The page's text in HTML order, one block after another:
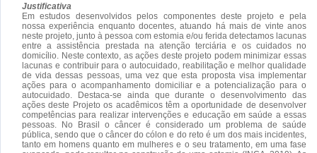
Justificativa
Em estudos desenvolvidos pelos componentes deste projeto e pela
nossa experiência enquanto docentes, atuando há mais de vinte anos
neste projeto, junto à pessoa com estomia e/ou ferida detectamos lacunas
entre a assistência prestada na atenção terciária e os cuidados no
domicílio. Neste contexto, as ações deste projeto podem minimizar essas
lacunas e contribuir para o autocuidado, reabilitação e melhor qualidade
de vida dessas pessoas, uma vez que esta proposta visa implementar
ações para o acompanhamento domiciliar e a potencialização para o
autocuidado. Destaca-se ainda que durante o desenvolvimento das
ações deste Projeto os acadêmicos têm a oportunidade de desenvolver
competências para realizar intervenções e educação em saúde a essas
pessoas. No Brasil o câncer é considerado um problema de saúde
pública, sendo que o câncer do cólon e do reto é um dos mais incidentes,
tanto em homens quanto em mulheres e o seu tratamento, em uma fase